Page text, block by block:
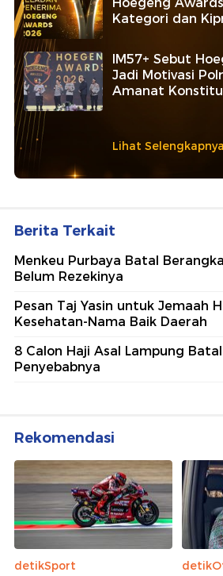
Kategori dan
IM57+ Sebut
Jadi Motivasi
Amanat
Lihat Selengkapnya
Berita Terkait
Menkeu Purbaya Batal
Belum Rezekinya
Pesan Taj Yasin untuk Jemaah
Kesehatan-Nama Baik Daerah
8 Calon Haji Asal Lampung
Penyebabnya
Rekomendasi
detikSport